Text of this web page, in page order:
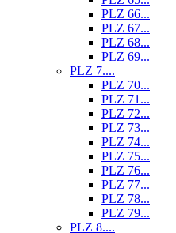
PLZ 66...
PLZ 67...
PLZ 68...
PLZ 69...
PLZ 7....
PLZ 70...
PLZ 71...
PLZ 72...
PLZ 73...
PLZ 74...
PLZ 75...
PLZ 76...
PLZ 77...
PLZ 78...
PLZ 79...
PLZ 8....